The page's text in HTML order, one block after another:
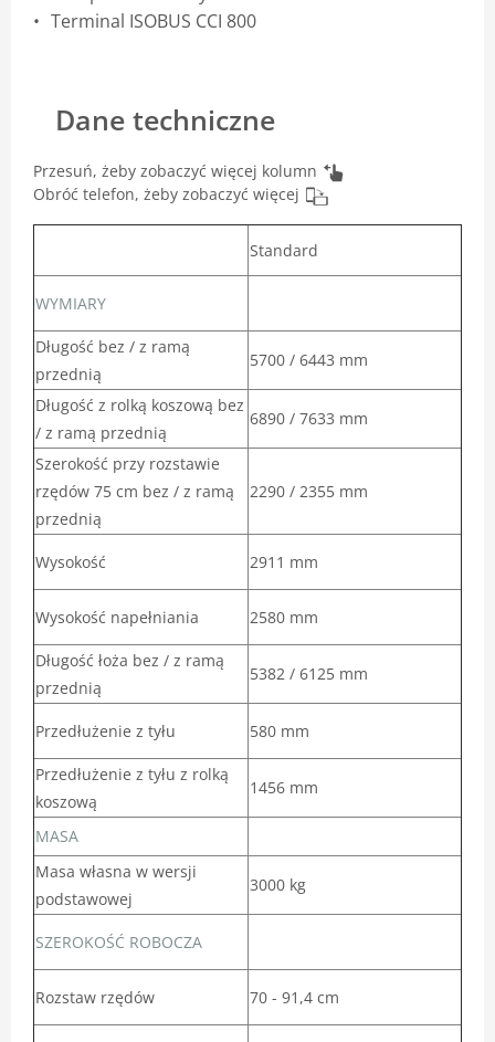
Terminal ISOBUS CCI 800
Dane techniczne
Przesuń, żeby zobaczyć więcej kolumn
Obróć telefon, żeby zobaczyć więcej
Standard
WYMIARY
Długość bez / z ramą
przednią
5700 / 6443 mm
Długość z rolką koszową bez
/ z ramą przednią
6890 / 7633 mm
Szerokość przy rozstawie
rzędów 75 cm bez / z ramą
przednią
2290 / 2355 mm
Wysokość 2911 mm
Wysokość napełniania 2580 mm
Długość łoża bez / z ramą
przednią
5382 / 6125 mm
Przedłużenie z tyłu 580 mm
Przedłużenie z tyłu z rolką
koszową
1456 mm
MASA
Masa własna w wersji
podstawowej
3000 kg
SZEROKOŚĆ ROBOCZA
Rozstaw rzędów 70 - 91,4 cm